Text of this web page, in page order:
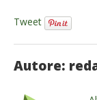
Tweet
Autore: